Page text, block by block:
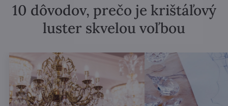
10 dôvodov, prečo je krištáľový
luster skvelou voľbou